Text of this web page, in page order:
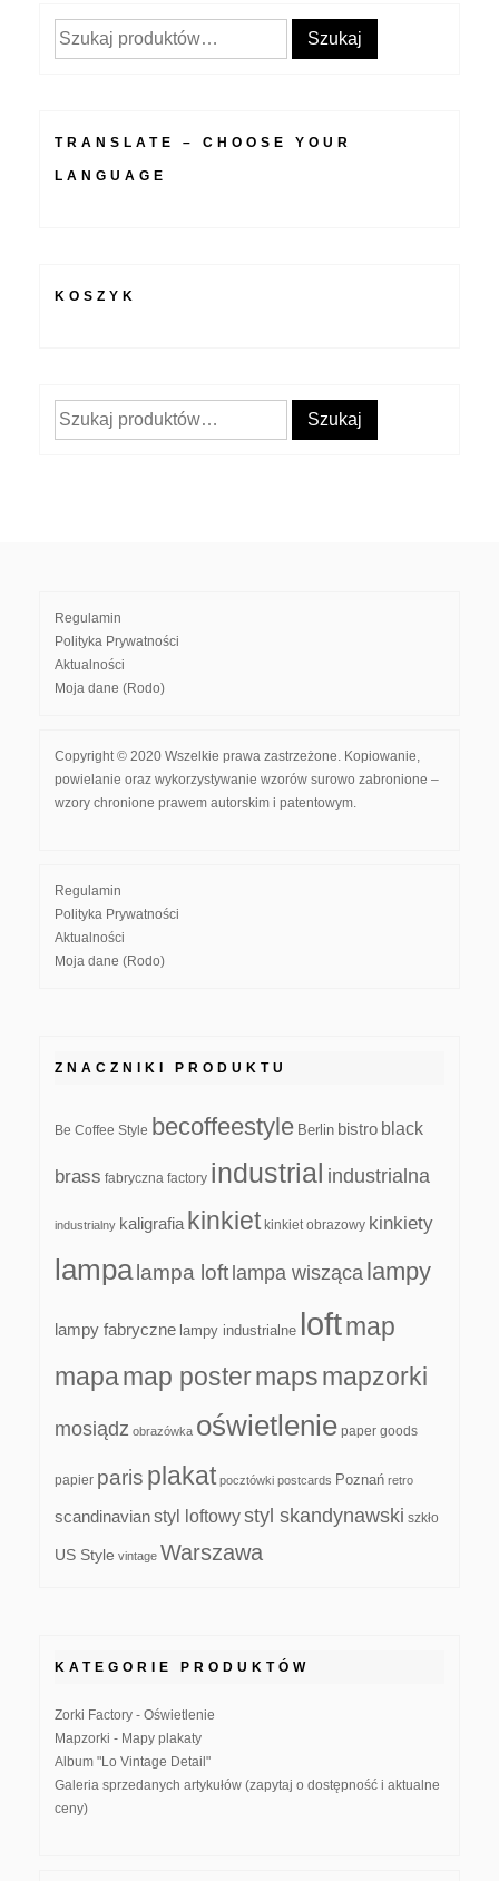
Szukaj: Szukaj
TRANSLATE – CHOOSE YOUR
LANGUAGE
KOSZYK
Szukaj: Szukaj
Regulamin
Polityka Prywatności
Aktualności
Moja dane (Rodo)
Copyright © 2020 Wszelkie prawa zastrzeżone. Kopiowanie,
powielanie oraz wykorzystywanie wzorów surowo zabronione –
wzory chronione prawem autorskim i patentowym.
Regulamin
Polityka Prywatności
Aktualności
Moja dane (Rodo)
ZNACZNIKI PRODUKTU
Be Coffee Style becoffeestyle Berlin bistro black
brass fabryczna factory industrial industrialna
industrialny kaligrafia kinkiet kinkiet obrazowy kinkiety
lampa lampa loft lampa wisząca lampy
lampy fabryczne lampy industrialne loftmap
mapamap postermapsmapzorki
mosiądz obrazówka oświetlenie paper goods
papier paris plakat pocztówki postcards Poznań retro
scandinavianstyl loftowystyl skandynawski szkło
US Style vintage Warszawa
KATEGORIE PRODUKTÓW
Zorki Factory - Oświetlenie
Mapzorki - Mapy plakaty
Album "Lo Vintage Detail"
Galeria sprzedanych artykułów (zapytaj o dostępność i aktualne
ceny)